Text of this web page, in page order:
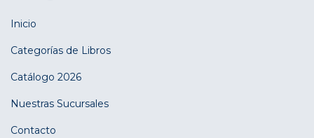
Inicio
Categorías de Libros
Catálogo 2026
Nuestras Sucursales
Contacto